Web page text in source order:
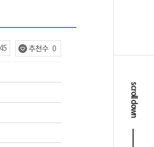
추천수 0
scroll down